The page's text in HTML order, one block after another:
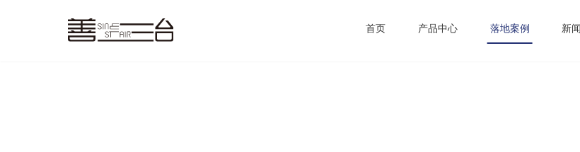
首页 产品中心 落地案例 新